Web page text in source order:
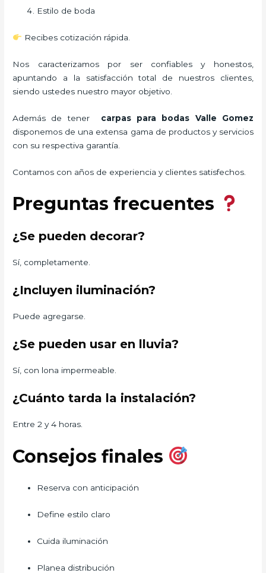
Estilo de boda
Recibes cotización rápida.
Nos caracterizamos por ser confiables y honestos,
apuntando a la satisfacción total de nuestros clientes,
siendo ustedes nuestro mayor objetivo.
Además de tener carpas para bodas Valle Gomez
disponemos de una extensa gama de productos y servicios
con su respectiva garantía.
Contamos con años de experiencia y clientes satisfechos.
Preguntas frecuentes
¿Se pueden decorar?
Sí, completamente.
¿Incluyen iluminación?
Puede agregarse.
¿Se pueden usar en lluvia?
Sí, con lona impermeable.
¿Cuánto tarda la instalación?
Entre 2 y 4 horas.
Consejos finales
Reserva con anticipación
Define estilo claro
Cuida iluminación
Planea distribución